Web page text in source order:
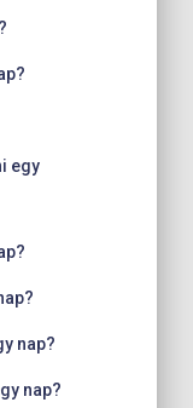
egy
nap?
nap?